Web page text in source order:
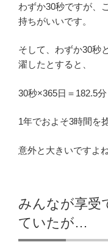
わずか30秒ですが、
持ちがいいです。
そして、わずか30秒
濯したとすると、
30秒×365日＝182.5分
1年でおよそ3時間を
意外と大きいですよ
みんなが享受
ていたが…